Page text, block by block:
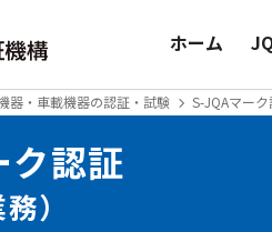
ホーム
器・車載機器の認証・試験 S-JQAマーク
認証
）